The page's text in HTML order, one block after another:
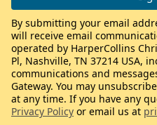
By submitting your email
will receive email
operated by HarperCollins
Pl, Nashville, TN 37214 USA,
communications and
Gateway. You may
at any time. If you have any
Privacy Policy or email us at